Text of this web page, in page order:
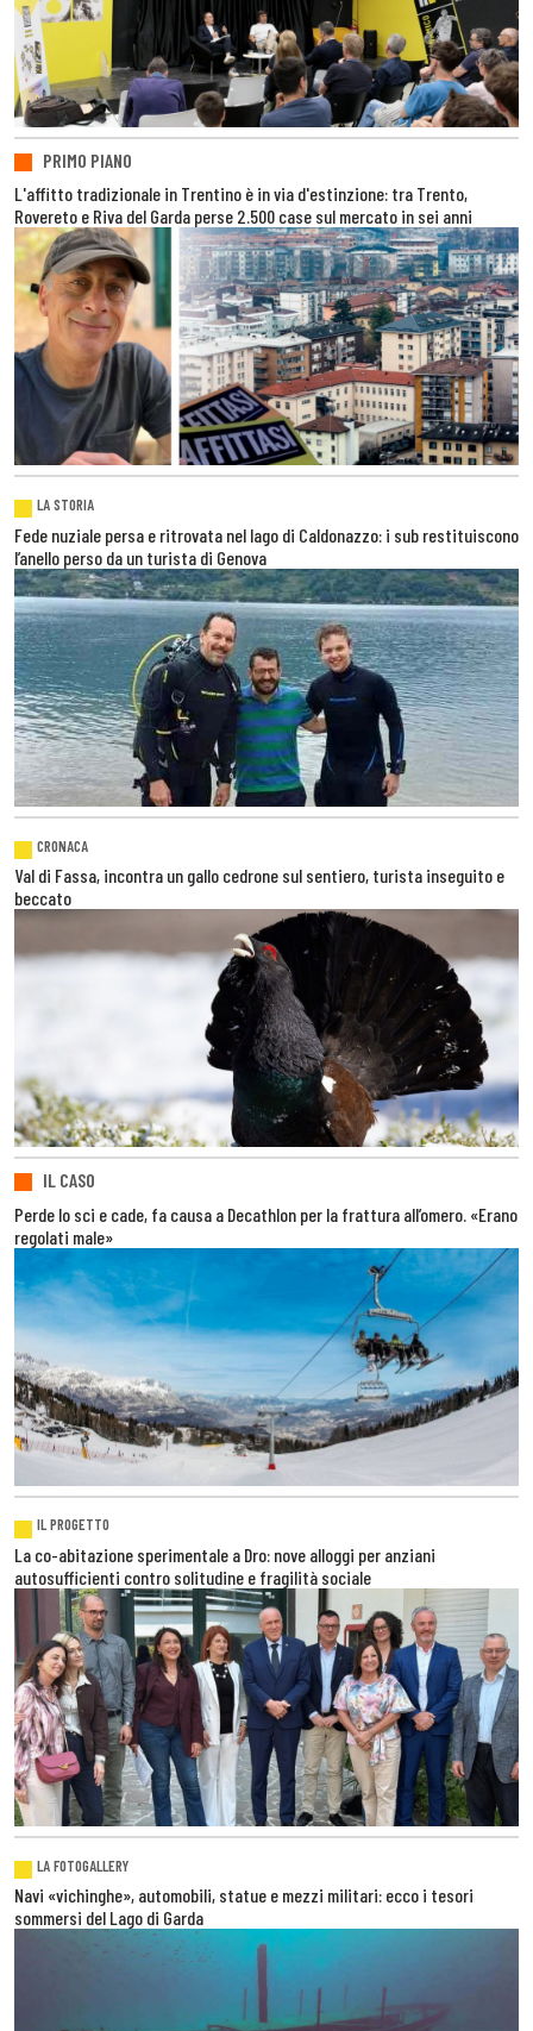
PRIMO PIANO
L'affitto tradizionale in Trentino è in via d'estinzione: tra Trento,
Rovereto e Riva del Garda perse 2.500 case sul mercato in sei anni
LA STORIA
Fede nuziale persa e ritrovata nel lago di Caldonazzo: i sub restituiscono
l’anello perso da un turista di Genova
CRONACA
Val di Fassa, incontra un gallo cedrone sul sentiero, turista inseguito e
beccato
IL CASO
Perde lo sci e cade, fa causa a Decathlon per la frattura all’omero. «Erano
regolati male»
IL PROGETTO
La co-abitazione sperimentale a Dro: nove alloggi per anziani
autosufficienti contro solitudine e fragilità sociale
LA FOTOGALLERY
Navi «vichinghe», automobili, statue e mezzi militari: ecco i tesori
sommersi del Lago di Garda